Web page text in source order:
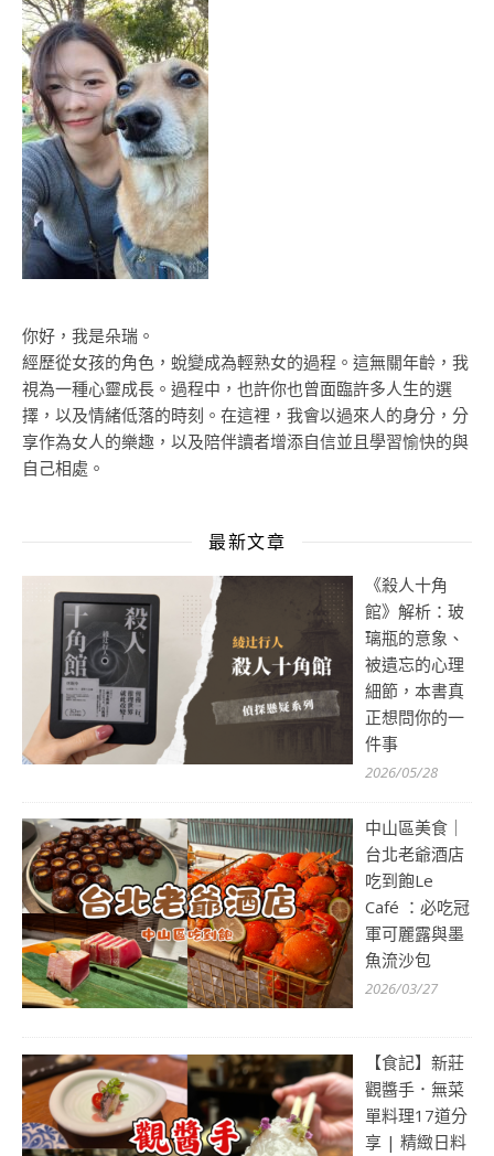
你好，我是朵瑞。
經歷從女孩的角色，蛻變成為輕熟女的過程。這無關年齡，我
視為一種心靈成長。過程中，也許你也曾面臨許多人生的選
擇，以及情緒低落的時刻。在這裡，我會以過來人的身分，分
享作為女人的樂趣，以及陪伴讀者增添自信並且學習愉快的與
自己相處。
最新文章
《殺人十角
館》解析：玻
璃瓶的意象、
被遺忘的心理
細節，本書真
正想問你的一
件事
2026/05/28
中山區美食｜
台北老爺酒店
吃到飽Le
Café ：必吃冠
軍可麗露與墨
魚流沙包
2026/03/27
【食記】新莊
觀醬手．無菜
單料理17道分
享 | 精緻日料